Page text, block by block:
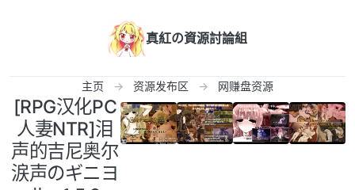
真紅の資源討論組
主页 资源发布区 网赚盘资源
[RPG汉化PC
人妻NTR]泪
声的吉尼奥尔
涙声のギニヨ